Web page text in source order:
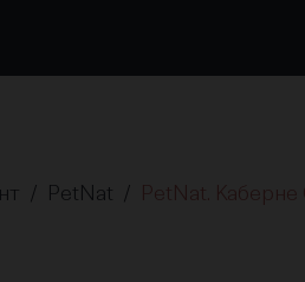
/ PetNat / PetNat. Каберне